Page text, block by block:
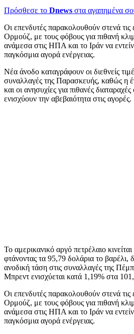
Πρόσθεσε το Dnews στα αγαπημένα
Οι επενδυτές παρακολουθούν στενά τις
Ορμούζ, με τους φόβους για πιθανή
ανάμεσα στις ΗΠΑ και το Ιράν να
παγκόσμια αγορά ενέργειας.
Νέα άνοδο καταγράφουν οι διεθνείς
συναλλαγές της Παρασκευής, καθώς η
και οι ανησυχίες για πιθανές
ενισχύουν την αβεβαιότητα στις αγορές.
Το αμερικανικό αργό πετρέλαιο
φτάνοντας τα 95,79 δολάρια το βαρέλι,
ανοδική τάση στις συναλλαγές της
Μπρεντ ενισχύεται κατά 1,19% στα
Οι επενδυτές παρακολουθούν στενά τις
Ορμούζ, με τους φόβους για πιθανή
ανάμεσα στις ΗΠΑ και το Ιράν να
παγκόσμια αγορά ενέργειας.